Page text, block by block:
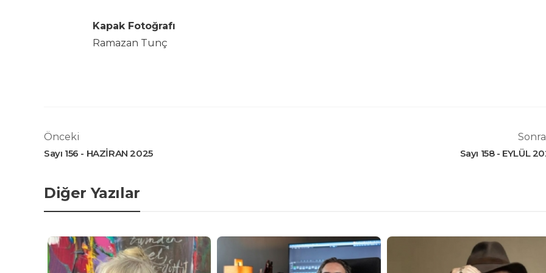
Kapak Fotoğrafı
Ramazan Tunç
Önceki
Sayı 156 - HAZİRAN 2025
Sayı 158 - EYLÜL
Diğer Yazılar